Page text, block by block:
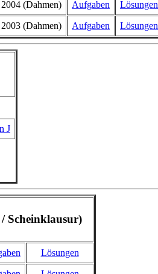
(Dahmen) Aufgaben Lösungen
(Dahmen) Aufgaben Lösungen
J
Scheinklausur)
Lösungen